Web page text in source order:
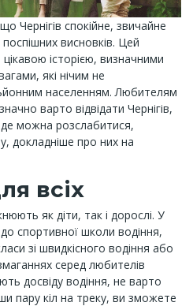
Чернігів спокійне, звичайне
висновків. Цей
історією, визначними
які нічим не
населенням. Любителям
варто відвідати Чернігів,
можна розслабитися,
докладніше про них на
всіх
як діти, так і дорослі. У
спортивної школи водіння,
зі швидкісного водіння або
серед любителів
досвіду водіння, не варто
пару кіл на треку, ви зможете